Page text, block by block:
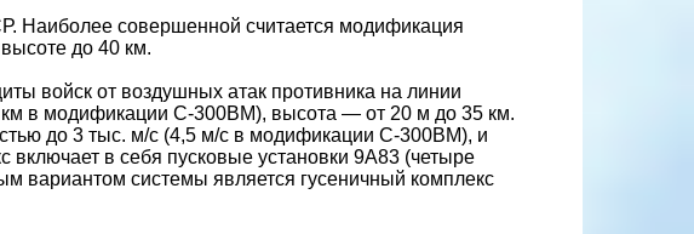
совершенной считается модификация
до 40 км.
войск от воздушных атак противника на линии
в модификации С-300ВМ), высота — от 20 м до 35 км.
до 3 тыс. м/с (4,5 м/с в модификации С-300ВМ), и
в себя пусковые установки 9А83 (четыре
вариантом системы является гусеничный комплекс